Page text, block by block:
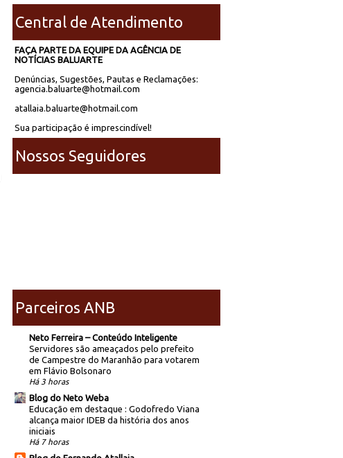
Central de Atendimento
FAÇA PARTE DA EQUIPE DA AGÊNCIA DE
NOTÍCIAS BALUARTE
Denúncias, Sugestões, Pautas e Reclamações:
agencia.baluarte@hotmail.com
atallaia.baluarte@hotmail.com
Sua participação é imprescindível!
Nossos Seguidores
Parceiros ANB
Neto Ferreira – Conteúdo Inteligente
Servidores são ameaçados pelo prefeito
de Campestre do Maranhão para votarem
em Flávio Bolsonaro
Há 3 horas
Blog do Neto Weba
Educação em destaque : Godofredo Viana
alcança maior IDEB da história dos anos
iniciais
Há 7 horas